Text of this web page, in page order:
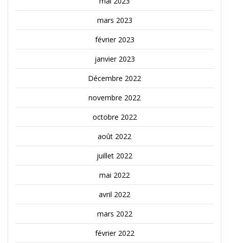
mars 2023
février 2023
janvier 2023
Décembre 2022
novembre 2022
octobre 2022
août 2022
juillet 2022
mai 2022
avril 2022
mars 2022
février 2022